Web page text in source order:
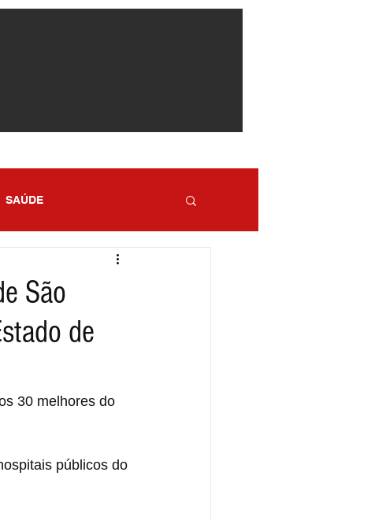
SAÚDE
São
de
30 melhores do
públicos do